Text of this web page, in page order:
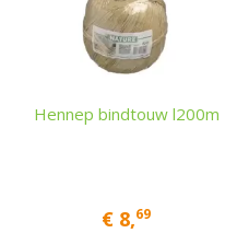
Hennep bindtouw l200m
€ 8,69